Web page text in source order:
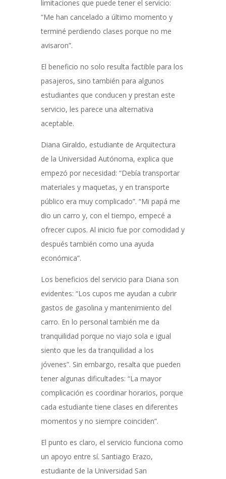
limitaciones que puede tener el servicio:
“Me han cancelado a último momento y
terminé perdiendo clases porque no me
avisaron”.
El beneficio no solo resulta factible para los
pasajeros, sino también para algunos
estudiantes que conducen y prestan este
servicio, les parece una alternativa
aceptable.
Diana Giraldo, estudiante de Arquitectura
de la Universidad Autónoma, explica que
empezó por necesidad: “Debía transportar
materiales y maquetas, y en transporte
público era muy complicado”. “Mi papá me
dio un carro y, con el tiempo, empecé a
ofrecer cupos. Al inicio fue por comodidad y
después también como una ayuda
económica”.
Los beneficios del servicio para Diana son
evidentes: “Los cupos me ayudan a cubrir
gastos de gasolina y mantenimiento del
carro. En lo personal también me da
tranquilidad porque no viajo sola e igual
siento que les da tranquilidad a los
jóvenes”. Sin embargo, resalta que pueden
tener algunas dificultades: “La mayor
complicación es coordinar horarios, porque
cada estudiante tiene clases en diferentes
momentos y no siempre coinciden”.
El punto es claro, el servicio funciona como
un apoyo entre sí. Santiago Erazo,
estudiante de la Universidad San